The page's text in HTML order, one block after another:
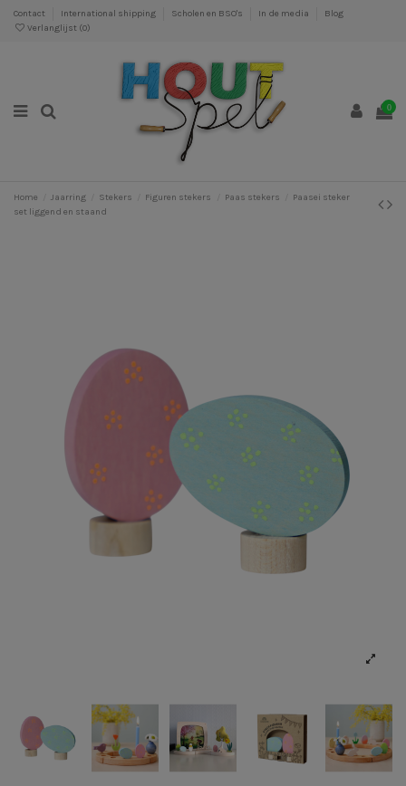
Contact International shipping Scholen en BSO's In de media
Blog
Verlanglijst (0)
0
Home Jaarring Stekers Figuren stekers Paas stekers
Paasei steker
set liggend en staand